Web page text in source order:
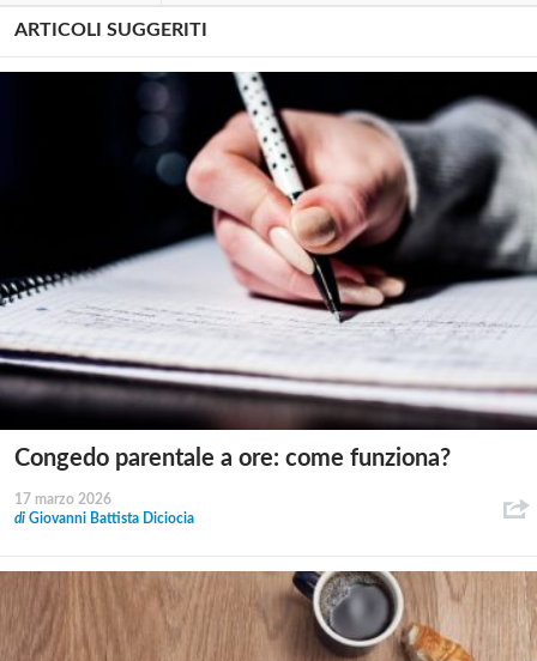
ARTICOLI SUGGERITI
Congedo parentale a ore: come funziona?
17 marzo 2026
di Giovanni Battista Diciocia